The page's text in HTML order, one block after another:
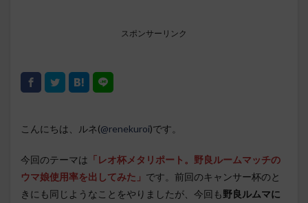
スポンサーリンク
こんにちは、ルネ(@renekuroi)です。
今回のテーマは 「レオ杯メタリポート。野良ルームマッチの
ウマ娘使用率を出してみた」 です。前回のキャンサー杯のと
きにも同じようなことをやりましたが、今回も野良ルムマに